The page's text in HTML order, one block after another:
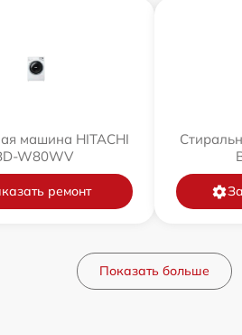
машина HITACHI
W80WV
ремонт
Показать больше